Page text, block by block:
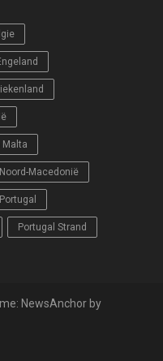
Malta
Macedonië
Portugal Strand
NewsAnchorby